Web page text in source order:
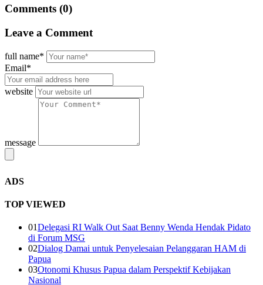
Comments (0)
Leave a Comment
full name*
Email*
website
message
ADS
TOP VIEWED
01Delegasi RI Walk Out Saat Benny Wenda Hendak Pidato
di Forum MSG
02Dialog Damai untuk Penyelesaian Pelanggaran HAM di
Papua
03Otonomi Khusus Papua dalam Perspektif Kebijakan
Nasional